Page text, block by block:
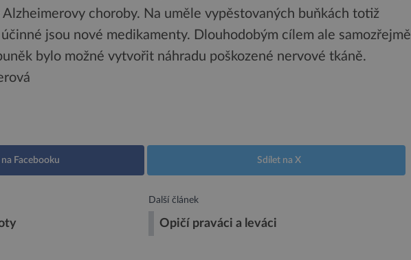
Alzheimerovy choroby. Na uměle vypěstovaných buňkách totiž
jsou nové medikamenty. Dlouhodobým cílem ale samozřejmě
bylo možné vytvořit náhradu poškozené nervové tkáně.
Facebooku Sdílet na X
Další článek
Opičí praváci a leváci